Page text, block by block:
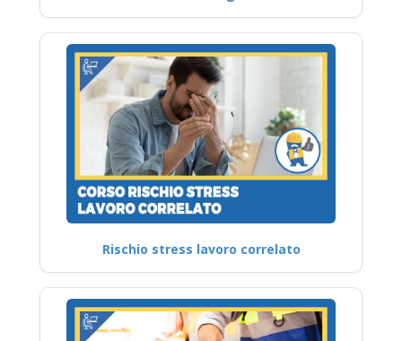
Rischio stress lavoro correlato